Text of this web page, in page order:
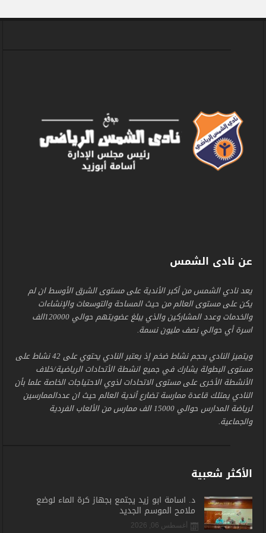
عن نادى الشمس
يعد نادي الشمس من أكبر الأندية على مستوى الشرق الأوسط ان لم
يكن على مستوى العالم من حيث المساحة والتوسعات والإنشاءات
والخدمات وعدد المشاركين والذي يبلغ عضويتهم حوالي 120000الف
اسرة أي حوالي نصف مليون نسمة.
ويتميز النادي بحجم نشاط ضخم إذ يعتبر النادي يحتوي على 42 نشاط على
مستوى البطولة يشارك في جميع انشطة الأتحادات الرياضية/خلاف
الأنشطة الأخرى على مستوى الاتحادات لذوي الاحتياجات الخاصة علما بأن
النادي يمتلك قاعدة ممارسة تضارع أندية العالم حيث ان عددالممارسين
لرياضة المدارس حوالي 15000 الف ممارس من الألعاب الفردية
والجماعية.
الأكثر شعبية
د. أسامة أبو زيد يجتمع بجهاز كرة الماء لوضع
ملامح الموسم الجديد
أغسطس 06, 2026